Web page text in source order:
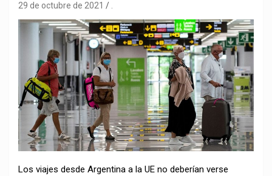
29 de octubre de 2021
Los viajes desde Argentina a la UE no deberían verse